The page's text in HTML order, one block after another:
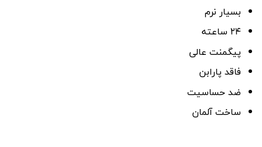
بسیار نرم
۲۴ ساعته
پیگمنت عالی
فاقد پارابن
ضد حساسیت
ساخت آلمان